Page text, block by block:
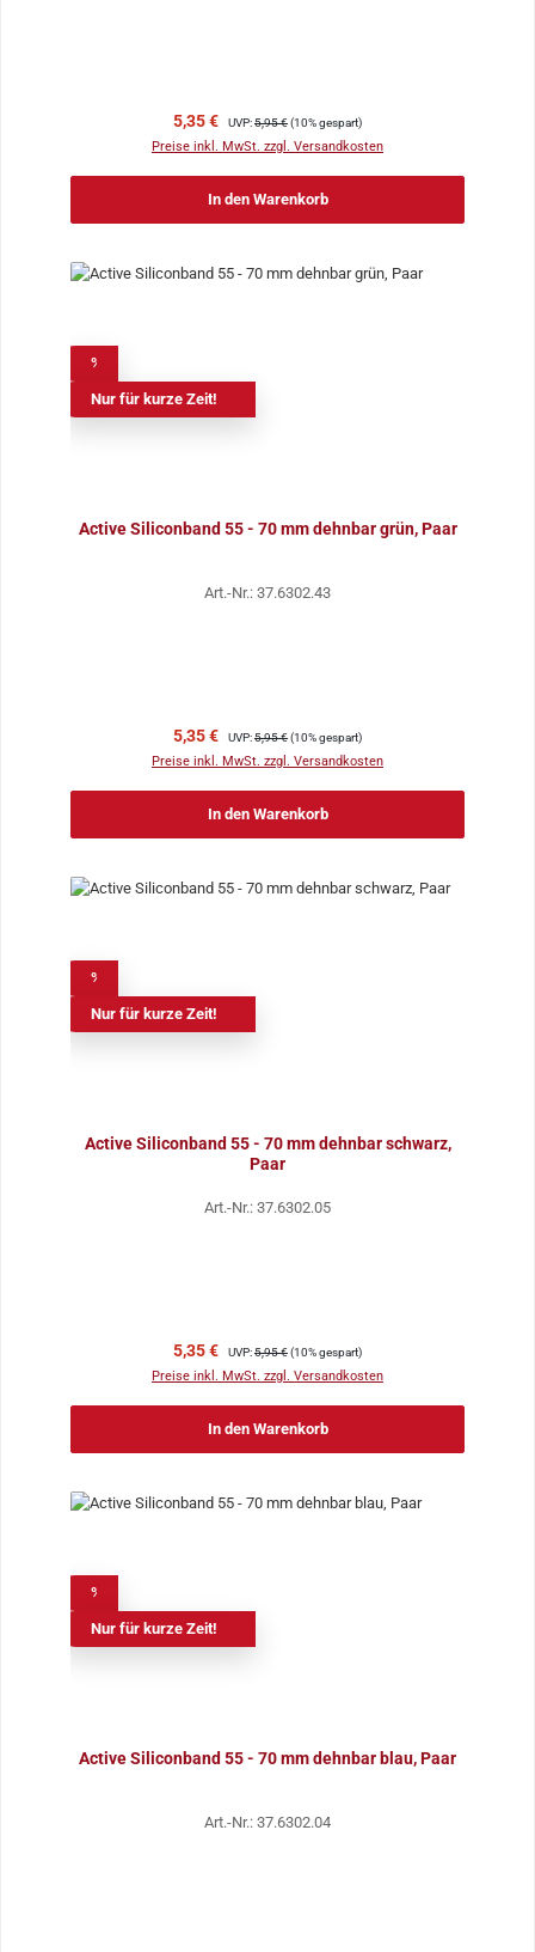
Verkaufspreis:
5,35 € Regulärer Preis:
UVP:5,95 €(10% gespart)
Preise inkl. MwSt. zzgl. Versandkosten
In den Warenkorb
Nur für kurze Zeit!
Active Siliconband 55 - 70 mm dehnbar grün, Paar
Art.-Nr.: 37.6302.43
Verkaufspreis:
5,35 € Regulärer Preis:
UVP:5,95 €(10% gespart)
Preise inkl. MwSt. zzgl. Versandkosten
In den Warenkorb
Nur für kurze Zeit!
Active Siliconband 55 - 70 mm dehnbar schwarz,
Paar
Art.-Nr.: 37.6302.05
Verkaufspreis:
5,35 € Regulärer Preis:
UVP:5,95 €(10% gespart)
Preise inkl. MwSt. zzgl. Versandkosten
In den Warenkorb
Nur für kurze Zeit!
Active Siliconband 55 - 70 mm dehnbar blau, Paar
Art.-Nr.: 37.6302.04